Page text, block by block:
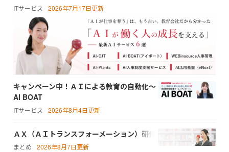
ITサービス 2026年7月17日更新
キャンペーン中！ＡＩによる教育の自動化～
AI BOAT
ITサービス 2026年8月4日更新
ＡＸ（ＡＩトランスフォーメーション）研修
まとめ 2026年8月7日更新